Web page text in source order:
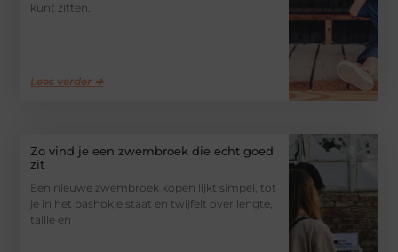
kunt zitten.
Lees verder ➜
Zo vind je een zwembroek die echt goed
zit
Een nieuwe zwembroek kopen lijkt simpel, tot
je in het pashokje staat en twijfelt over lengte,
taille en